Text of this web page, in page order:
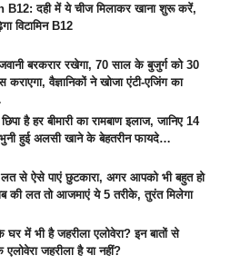
दही में ये चीज मिलाकर खाना शुरू करें,
विटामिन B12
बरकरार रखेगा, 70 साल के बुजुर्ग को 30
कराएगा, वैज्ञानिकों ने खोजा एंटी-एजिंग का
है हर बीमारी का रामबाण इलाज, जानिए 14
हुई अलसी खाने के बेहतरीन फायदे…
लत से ऐसे पाएं छुटकारा, अगर आपको भी बहुत हो
की लत तो आजमाएं ये 5 तरीके, तुरंत मिलेगा
में भी है जहरीला एलोवेरा? इन बातों से
एलोवेरा जहरीला है या नहीं?